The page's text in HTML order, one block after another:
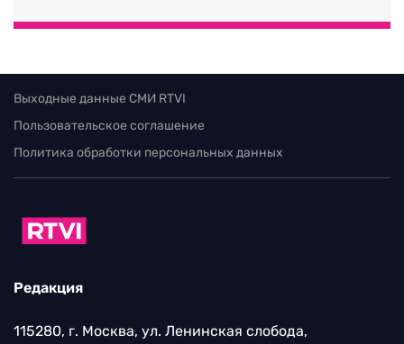
Выходные данные СМИ RTVI
Пользовательское соглашение
Политика обработки персональных данных
Редакция
115280, г. Москва, ул. Ленинская слобода,